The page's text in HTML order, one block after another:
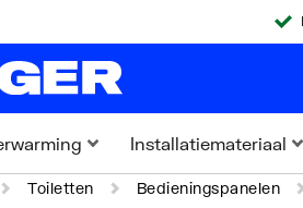
Installatiemateriaal
Toiletten Bedieningspanelen